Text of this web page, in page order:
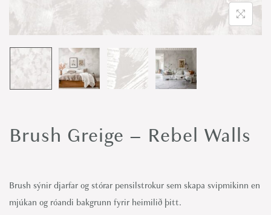
Brush Greige – Rebel Walls
Brush sýnir djarfar og stórar pensilstrokur sem skapa svipmikinn en
mjúkan og róandi bakgrunn fyrir heimilið þitt.